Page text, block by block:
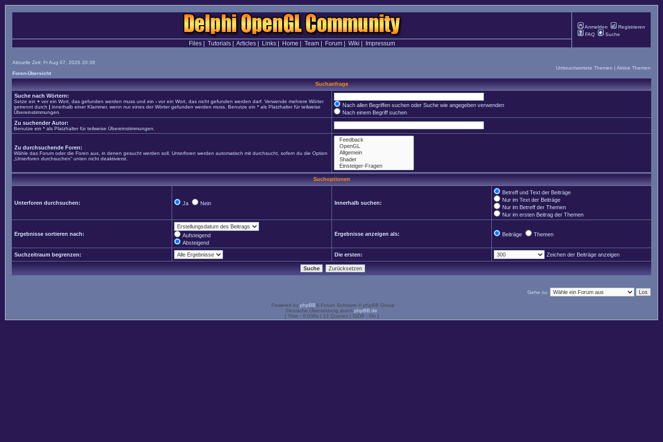
Anmelden
Registrieren
FAQ
Suche
Files| Tutorials| Articles| Links| Home Team| Forum| Wiki Impressum
Aktuelle Zeit: Fr Aug 07, 2026 20:38
Foren-Übersicht
Unbeantwortete Themen | Aktive Themen
Suchanfrage
Suche nach Wörtern:
Setze ein + vor ein Wort, das gefunden werden muss und ein - vor ein Wort, das nicht gefunden werden darf. Verwende mehrere Wörter
getrennt durch | innerhalb einer Klammer, wenn nur eines der Wörter gefunden werden muss. Benutze ein * als Platzhalter für teilweise
Übereinstimmungen.
Nach allen Begriffen suchen oder Suche wie angegeben verwenden
Nach einem Begriff suchen
Zu suchender Autor:
Benutze ein * als Platzhalter für teilweise Übereinstimmungen.
Zu durchsuchende Foren:
Wähle das Forum oder die Foren aus, in denen gesucht werden soll. Unterforen werden automatisch mit durchsucht, sofern du die Option
„Unterforen durchsuchen“ unten nicht deaktivierst.
Suchoptionen
Unterforen durchsuchen: Ja Nein Innerhalb suchen:
Betreff und Text der Beiträge
Nur im Text der Beiträge
Nur im Betreff der Themen
Nur im ersten Beitrag der Themen
Ergebnisse sortieren nach:
Aufsteigend
Absteigend
Ergebnisse anzeigen als: Beiträge Themen
Suchzeitraum begrenzen: Die ersten: Zeichen der Beiträge anzeigen
Gehe zu:
Powered by phpBB® Forum Software © phpBB Group
Deutsche Übersetzung durch phpBB.de
[ Time : 0.036s | 12 Queries | GZIP : On ]